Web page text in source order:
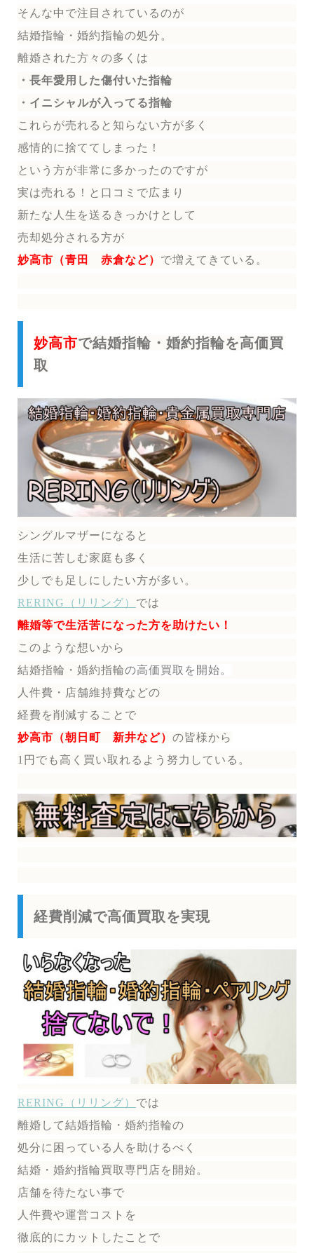
そんな中で注目されているのが
結婚指輪 ・婚約指輪の処分。
離婚された方々の多くは
・長年愛用した傷付いた指輪
・イニシャルが入ってる指輪
これらが売れると知らない方が多く
感情的に捨ててしまった！
という方が非常に多かったのですが
実は売れる！と口コミで広まり
新たな人生を送る きっかけとして
売却処分される方が
妙高市（青田 赤倉など） で増えてきている。
妙高市で結婚指輪・婚約指輪を高価買
取
シングルマザーになると
生活に苦しむ家庭も多く
少しでも足しにしたい方が多い。
RERING（リリング） では
離婚等で生活苦になった方を助けたい！
このような想いから
結婚指輪・婚約指輪の高価買取を開始。
人件費・店舗維持費などの
経費を削減することで
妙高市（朝日町 新井など） の皆様から
1円でも高く買い取れるよう努力している。
経費削減で高価買取を実現
RERING（リリング） では
離婚して結婚指輪・婚約指輪の
処分に困っている人を助けるべく
結婚・婚約指輪買取専門店を開始。
店舗を待たない事で
人件費や運営コストを
徹底的にカットしたことで